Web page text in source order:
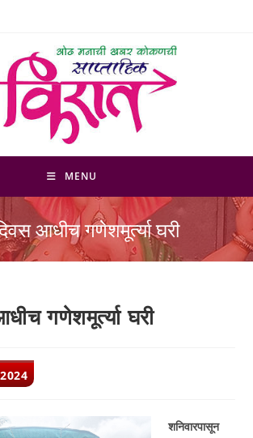
MENU
आधीच गणेशमूर्त्या घरी
गणेशमूर्त्या घरी
शनिवारपासून